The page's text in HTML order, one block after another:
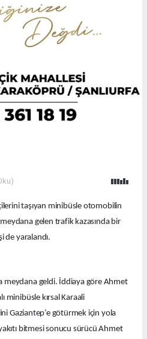
taşıyan minibüsle otomobilin
gelen trafik kazasında bir
de yaralandı.
meydana geldi. İddiaya göre Ahmet
minibüsle kırsal Karaali
Gaziantep’e götürmek için yola
bitmesi sonucu sürücü Ahmet